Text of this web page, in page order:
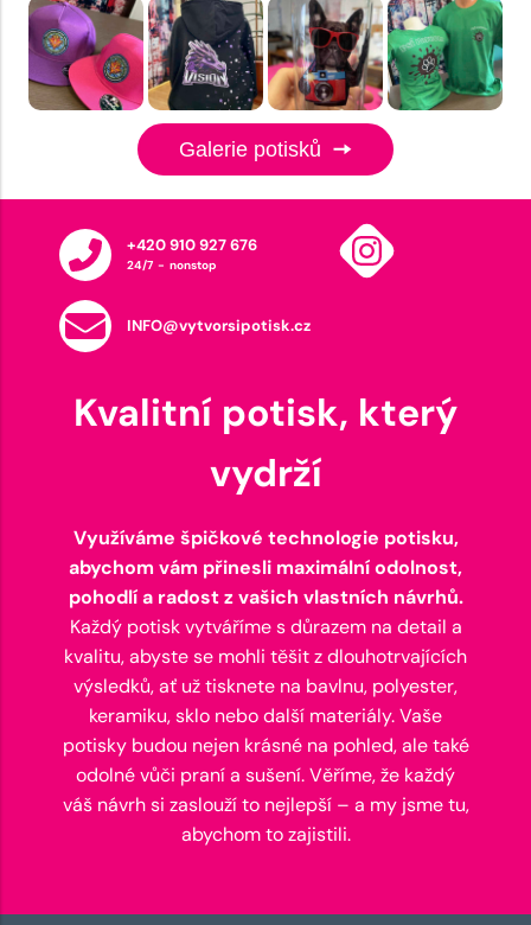
Galerie potisků
+420 910 927 676
24/7 - nonstop
INFO@vytvorsipotisk.cz
Kvalitní potisk, který
vydrží
Využíváme špičkové technologie potisku,
abychom vám přinesli maximální odolnost,
pohodlí a radost z vašich vlastních návrhů.
Každý potisk vytváříme s důrazem na detail a
kvalitu, abyste se mohli těšit z dlouhotrvajících
výsledků, ať už tisknete na bavlnu, polyester,
keramiku, sklo nebo další materiály. Vaše
potisky budou nejen krásné na pohled, ale také
odolné vůči praní a sušení. Věříme, že každý
váš návrh si zaslouží to nejlepší – a my jsme tu,
abychom to zajistili.